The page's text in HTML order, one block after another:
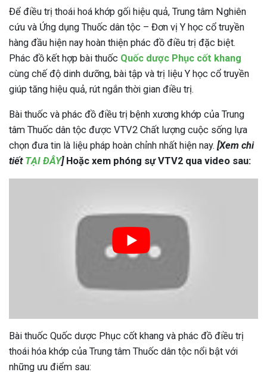
Để điều trị thoái hoá khớp gối hiệu quả, Trung tâm Nghiên
cứu và Ứng dụng Thuốc dân tộc – Đơn vị Y học cổ truyền
hàng đầu hiện nay hoàn thiện phác đồ điều trị đặc biệt.
Phác đồ kết hợp bài thuốc Quốc dược Phục cốt khang
cùng chế độ dinh dưỡng, bài tập và trị liệu Y học cổ truyền
giúp tăng hiệu quả, rút ngắn thời gian điều trị.
Bài thuốc và phác đồ điều trị bệnh xương khớp của Trung
tâm Thuốc dân tộc được VTV2 Chất lượng cuộc sống lựa
chọn đưa tin là liệu pháp hoàn chỉnh nhất hiện nay. [Xem chi
tiết TẠI ĐÂY] Hoặc xem phóng sự VTV2 qua video sau:
Bài thuốc Quốc dược Phục cốt khang và phác đồ điều trị
thoái hóa khớp của Trung tâm Thuốc dân tộc nổi bật với
những ưu điểm sau: